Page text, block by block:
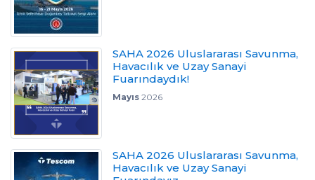
SAHA 2026 Uluslararası Savunma,
Havacılık ve Uzay Sanayi
Fuarındaydık!
Mayıs2026
SAHA 2026 Uluslararası Savunma,
Havacılık ve Uzay Sanayi